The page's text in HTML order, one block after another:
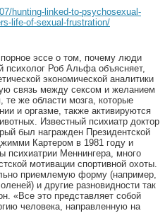
hunting-linked-to-psychosexual-
life-of-sexual-frustration/
эссе о том, почему люди
психолог Роб Альфа объясняет,
экономической аналитики
связь между сексом и желанием
же области мозга, которые
и оргазме, также активируются
Известный психиатр доктор
был награжден Президентской
Картером в 1981 году и
психиатрии Меннингера, много
мотивации спортивной охоты.
приемлемую форму (например,
и другие разновидности так
«Все это представляет собой
человека, направленную на